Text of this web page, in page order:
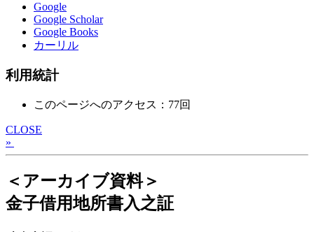
Google
Google Scholar
Google Books
カーリル
利用統計
このページへのアクセス：77回
CLOSE
»
＜アーカイブ資料＞
金子借用地所書入之証